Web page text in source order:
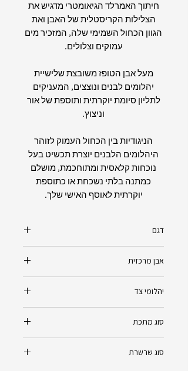
חיתוך האמרלד הגיאומטרי מדגיש את
הצלילות הקריסטלית של האבן ואת
הגוון הכחול השמימי שלה, המזכיר מים
עמוקים וצלולים.
מעל אבן הטופז משובצת שלישיית
יהלומים לבנים ונוצצים, המעניקים
לתליון סיומת יוקרתית ותוספת של אור
וניצוץ.
הניגודיות בין הכחול העמוק לזוהר
היהלומים הלבנים יוצרת תכשיט בעל
נוכחות קלאסית ומתוחכמת, מושלם
כמתנה בלתי נשכחת או כתוספת
יוקרתית לאוסף האישי שלך.
דגם
אבן מרכזית
אמרלד (Emerald Cut)
מידות : 8X6 ממ
משקל אבן חן: 1.50ct
יהלומי צד
רמת ניקיון Vvs
רמת צבע E
0.10ct total
סוג מתכת
לקוח)
סוג שרשרת